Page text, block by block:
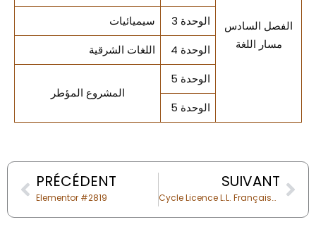
الفصل السادس
مسار اللغة
الوحدة 3 سيميائيات
الوحدة 4 اللغات الشرقية
الوحدة 5
المشروع المؤطر
الوحدة 5
PrevPRÉCÉDENT
Elementor #2819
SUIVANT
Cycle Licence L.L. Françaises